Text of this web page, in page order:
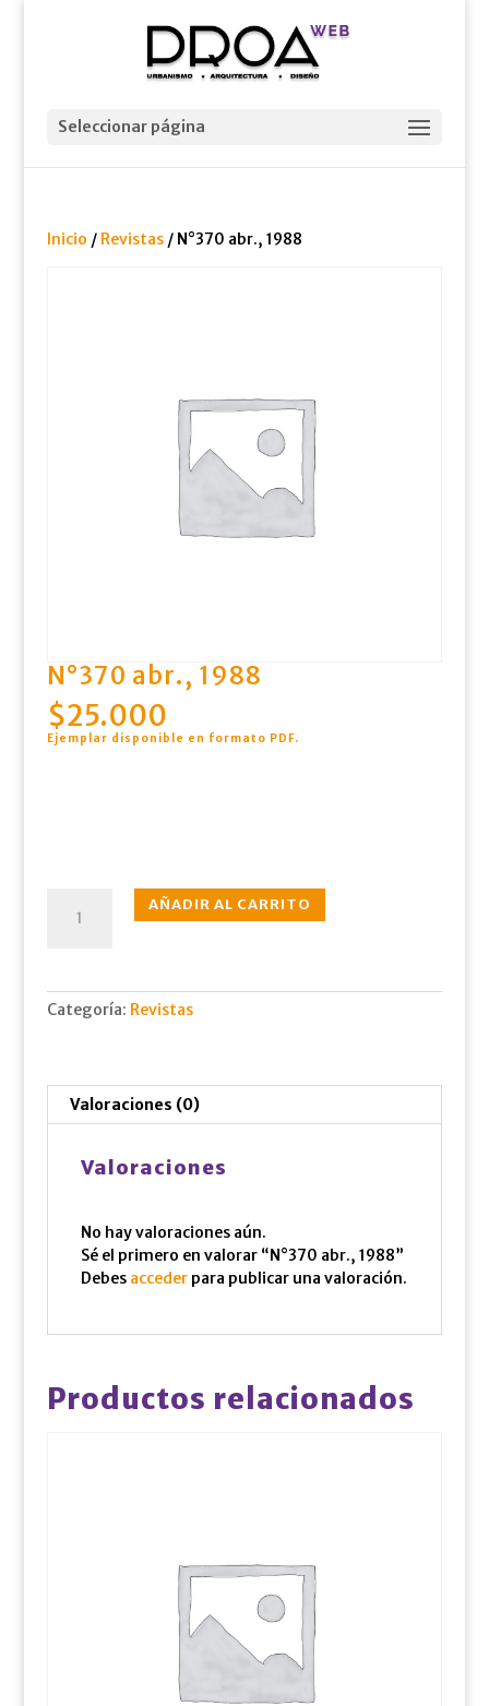
Seleccionar página
Inicio / Revistas/ N°370 abr., 1988
N°370 abr., 1988
$25.000
Ejemplar disponible en formato PDF.
abr.,
AÑADIR AL CARRITO
Categoría: Revistas
Valoraciones (0)
Valoraciones
No hay valoraciones aún.
Sé el primero en valorar “N°370 abr., 1988”
Debes accederpara publicar una valoración.
Productos relacionados